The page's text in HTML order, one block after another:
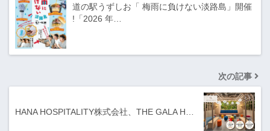
道の駅うずしお「 梅雨に負けない淡路島」開催
!「2026 年…
次の記事
HANA HOSPITALITY株式会社、THE GALA H…